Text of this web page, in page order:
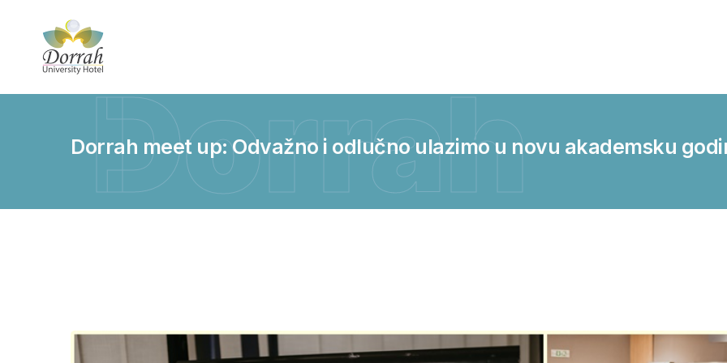
Dorrah
Dorrah meet up: Odvažno i odlučno ulazimo u novu akademsku